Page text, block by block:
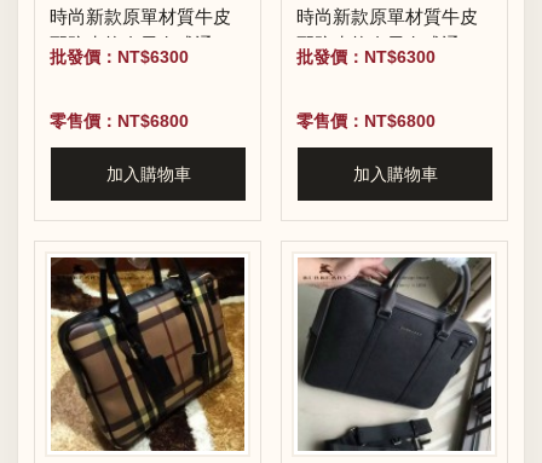
時尚新款原單材質牛皮
配防水紡布男女式通用
雙肩包
批發價：NT$6300
零售價：NT$6800
加入購物車
時尚新款原單材質牛皮
配防水紡布男女式通用
雙肩包
批發價：NT$6300
零售價：NT$6800
加入購物車